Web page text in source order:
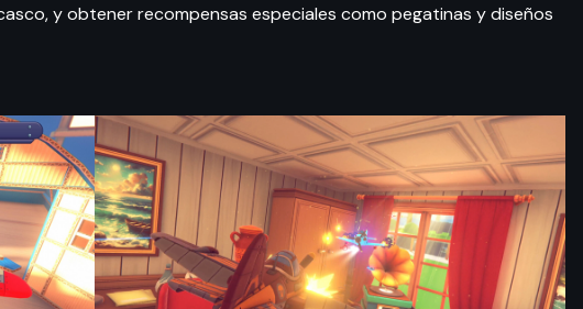
y obtener recompensas especiales como pegatinas y diseños